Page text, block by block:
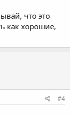
что это
как хорошие,
#4